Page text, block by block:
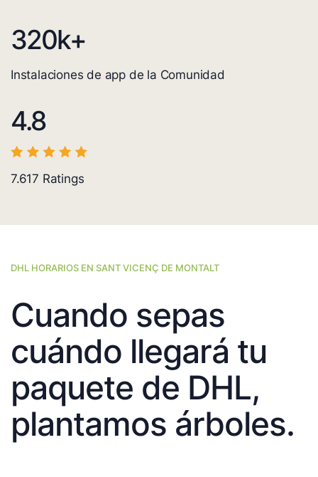
320k+
Instalaciones de app de la Comunidad
4.8
7.617 Ratings
DHL HORARIOS EN SANT VICENÇ DE MONTALT
Cuando sepas
cuándo llegará tu
paquete de DHL,
plantamos árboles.